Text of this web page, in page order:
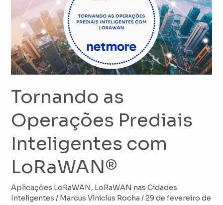
Tornando as
Operações Prediais
Inteligentes com
LoRaWAN®
Aplicações LoRaWAN, LoRaWAN nas Cidades
Inteligentes / Marcus Vinícius Rocha/29 de fevereiro de
Operações
Prediais
Inteligentes
com
LoRaWAN®